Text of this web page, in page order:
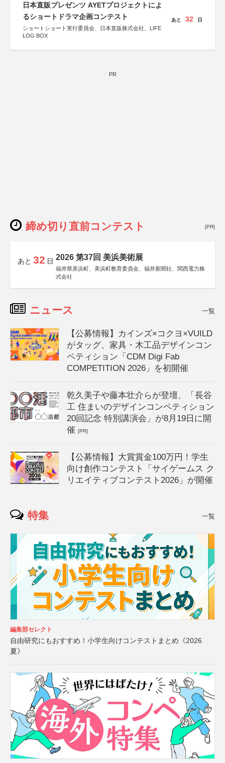
日本直販プレゼンツ AYETプロジェクトによ
るショートドラマ企画コンテスト
ショートショート実行委員会、日本直販株式会社、LIFE
LOG BOX
あと 32 日
PR
締め切り直前コンテスト [PR]
あと 32 日 2026 第37回 美浜美術展
福井県美浜町、美浜町教育委員会、福井新聞社、関西電力株
式会社
ニュース 一覧
【公募情報】カインズ×コクヨ×VUILD
がタッグ、家具・木工品デザインコン
ペティション「CDM Digi Fab
COMPETITION 2026」を初開催
乾久美子や藤本壮介らが登壇、「長谷
工 住まいのデザインコンペティション
20回記念 特別講演会」が8月19日に開
催[PR]
【公募情報】大賞賞金100万円！学生
向け創作コンテスト「サイゲームス ク
リエイティブコンテスト2026」が開催
特集 一覧
編集部セレクト
自由研究にもおすすめ！小学生向けコンテストまとめ《2026
夏》